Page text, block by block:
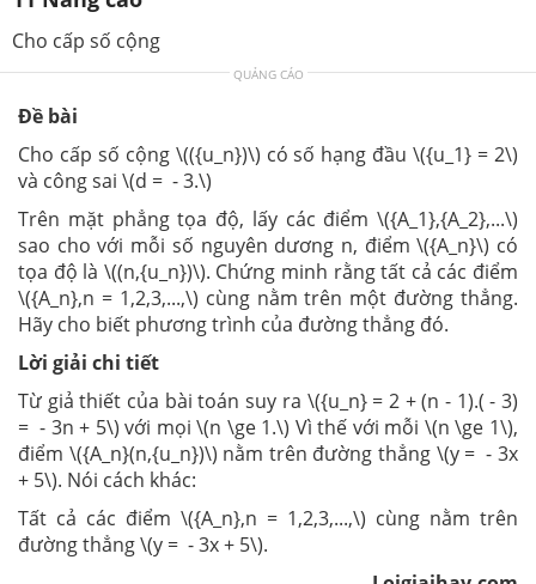
Cho cấp số cộng
QUẢNG CÁO
Đề bài
Cho cấp số cộng \(({u_n})\) có số hạng đầu \({u_1} = 2\)
và công sai \(d = - 3.\)
Trên mặt phẳng tọa độ, lấy các điểm \({A_1},{A_2},...\)
sao cho với mỗi số nguyên dương n, điểm \({A_n}\) có
tọa độ là \((n,{u_n})\). Chứng minh rằng tất cả các điểm
\({A_n},n = 1,2,3,...,\) cùng nằm trên một đường thẳng.
Hãy cho biết phương trình của đường thẳng đó.
Lời giải chi tiết
Từ giả thiết của bài toán suy ra \({u_n} = 2 + (n - 1).( - 3)
= - 3n + 5\) với mọi \(n \ge 1.\) Vì thế với mỗi \(n \ge 1\),
điểm \({A_n}(n,{u_n})\) nằm trên đường thẳng \(y = - 3x
+ 5\). Nói cách khác:
Tất cả các điểm \({A_n},n = 1,2,3,...,\) cùng nằm trên
đường thẳng \(y = - 3x + 5\).